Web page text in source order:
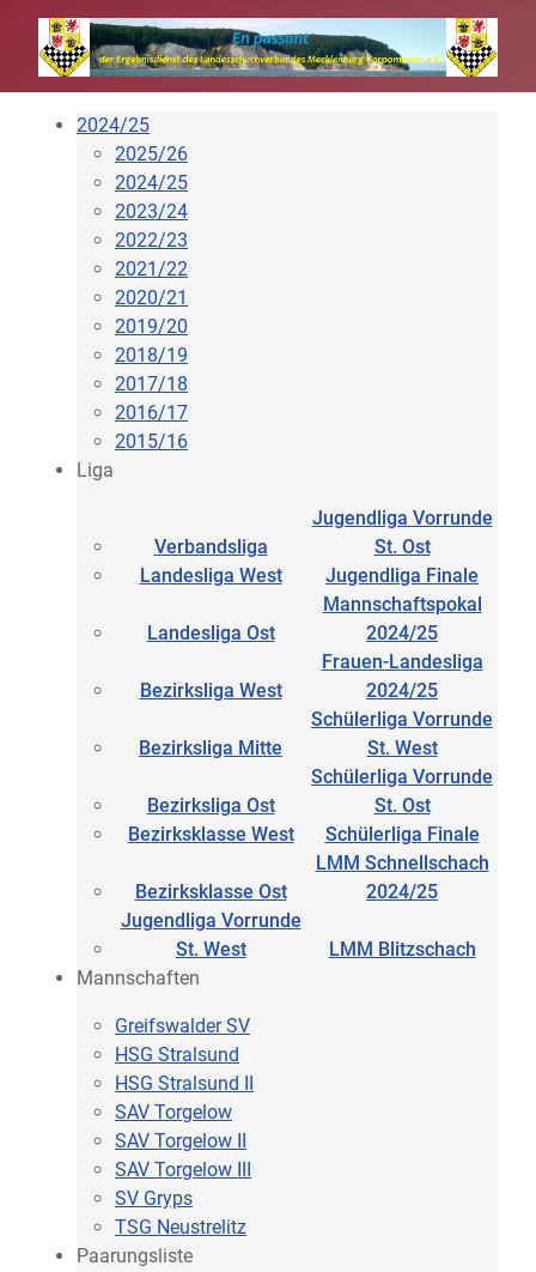
2024/25
2025/26
2024/25
2023/24
2022/23
2021/22
2020/21
2019/20
2018/19
2017/18
2016/17
2015/16
Liga
Verbandsliga
Jugendliga Vorrunde
St. Ost
Landesliga West
Jugendliga Finale
Landesliga Ost
Mannschaftspokal
2024/25
Bezirksliga West
Frauen-Landesliga
2024/25
Bezirksliga Mitte
Schülerliga Vorrunde
St. West
Bezirksliga Ost
Schülerliga Vorrunde
St. Ost
Bezirksklasse West
Schülerliga Finale
Bezirksklasse Ost
LMM Schnellschach
2024/25
Jugendliga Vorrunde
St. West
LMM Blitzschach
Mannschaften
Greifswalder SV
HSG Stralsund
HSG Stralsund II
SAV Torgelow
SAV Torgelow II
SAV Torgelow III
SV Gryps
TSG Neustrelitz
Paarungsliste